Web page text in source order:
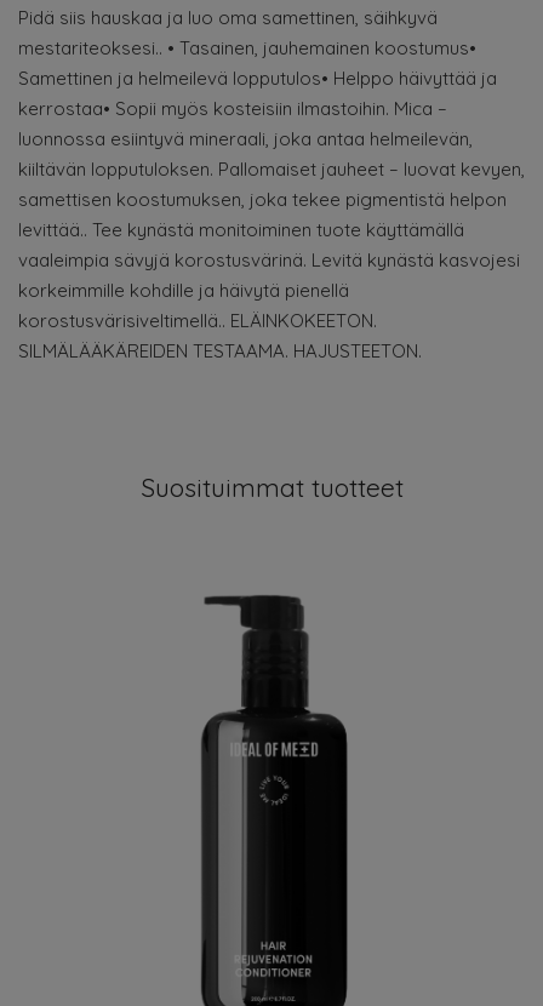
Pidä siis hauskaa ja luo oma samettinen, säihkyvä
mestariteoksesi.. • Tasainen, jauhemainen koostumus•
Samettinen ja helmeilevä lopputulos• Helppo häivyttää ja
kerrostaa• Sopii myös kosteisiin ilmastoihin. Mica –
luonnossa esiintyvä mineraali, joka antaa helmeilevän,
kiiltävän lopputuloksen. Pallomaiset jauheet – luovat kevyen,
samettisen koostumuksen, joka tekee pigmentistä helpon
levittää.. Tee kynästä monitoiminen tuote käyttämällä
vaaleimpia sävyjä korostusvärinä. Levitä kynästä kasvojesi
korkeimmille kohdille ja häivytä pienellä
korostusvärisiveltimellä.. ELÄINKOKEETON.
SILMÄLÄÄKÄREIDEN TESTAAMA. HAJUSTEETON.
Suosituimmat tuotteet